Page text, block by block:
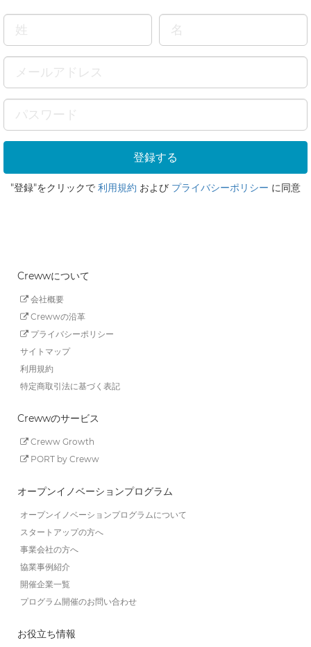
"登録"をクリックで 利用規約 および プライバシーポリシー に同意
Crewwについて
会社概要
Crewwの沿革
プライバシーポリシー
サイトマップ
利用規約
特定商取引法に基づく表記
Crewwのサービス
Creww Growth
PORT by Creww
オープンイノベーションプログラム
オープンイノベーションプログラムについて
スタートアップの方へ
事業会社の方へ
協業事例紹介
開催企業一覧
プログラム開催のお問い合わせ
お役立ち情報